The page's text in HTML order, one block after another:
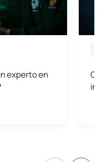
experto en